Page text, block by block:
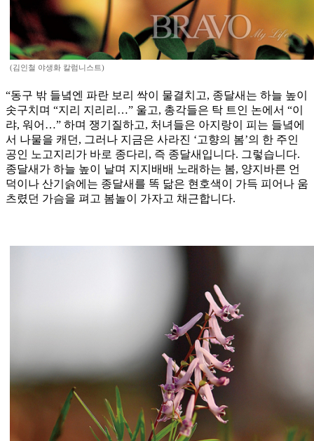
(김인철 야생화 칼럼니스트)
“동구 밖 들녘엔 파란 보리 싹이 물결치고, 종달새는 하늘 높이
솟구치며 “지리 지리리…” 울고, 총각들은 탁 트인 논에서 “이
랴, 워어…” 하며 쟁기질하고, 처녀들은 아지랑이 피는 들녘에
서 나물을 캐던, 그러나 지금은 사라진 ‘고향의 봄’의 한 주인
공인 노고지리가 바로 종다리, 즉 종달새입니다. 그렇습니다.
종달새가 하늘 높이 날며 지지배배 노래하는 봄, 양지바른 언
덕이나 산기슭에는 종달새를 똑 닮은 현호색이 가득 피어나 움
츠렸던 가슴을 펴고 봄놀이 가자고 채근합니다.